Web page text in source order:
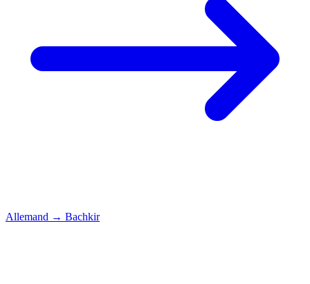
Allemand → Bachkir